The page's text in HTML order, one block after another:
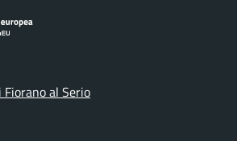
Fiorano al Serio